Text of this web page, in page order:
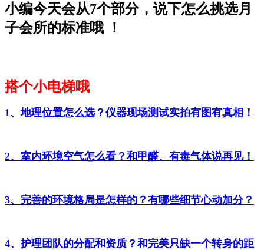
小编今天会从7个部分，说下怎么挑选月
子会所的标准哦 ！
搭个小电梯哦
1、地理位置怎么选？仪器现场测试实拍有图有真相！
2、室内环境空气怎么看？和甲醛、有毒气体说再见！
3、完善的环境格局是怎样的？有哪些细节心动加分？
4、护理团队的分配和资质？和完美只缺一个转身的距